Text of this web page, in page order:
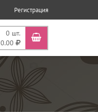
Регистрация
0 шт.
0.00